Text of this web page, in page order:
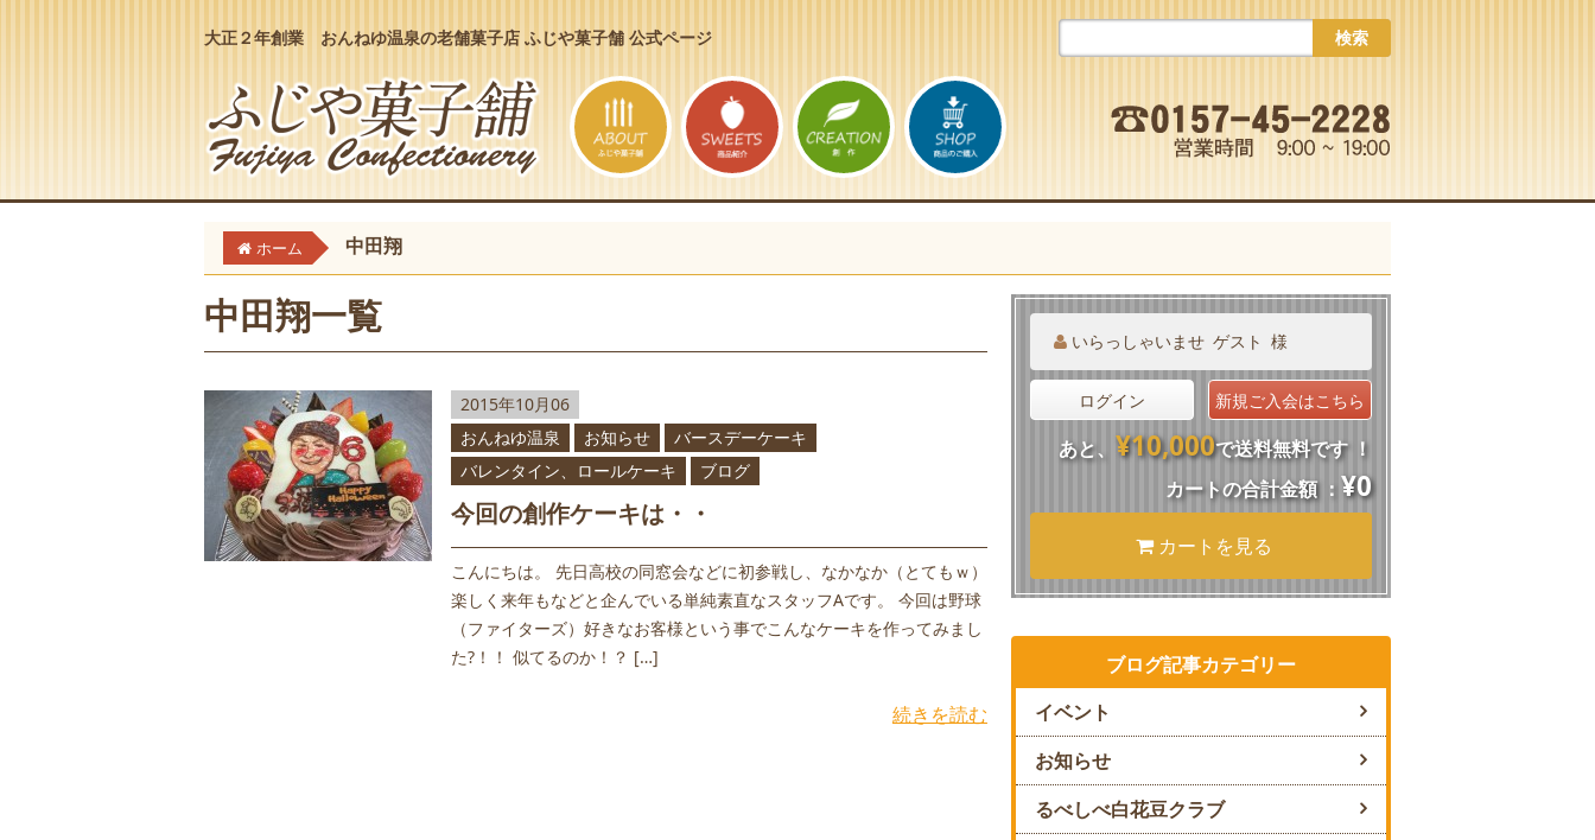
大正２年創業 おんねゆ温泉の老舗菓子店 ふじや菓子舗 公式ページ 検索
ホーム 中田翔
中田翔一覧
2015年10月06
おんねゆ温泉
お知らせ
バースデーケーキ
バレンタイン、ロールケーキ
ブログ
今回の創作ケーキは・・
こんにちは。 先日高校の同窓会などに初参戦し、なかなか（とてもｗ）
楽しく来年もなどと企んでいる単純素直なスタッフAです。 今回は野球
（ファイターズ）好きなお客様という事でこんなケーキを作ってみまし
た?！！ 似てるのか！？ […]
続きを読む
いらっしゃいませ ゲスト 様
ログイン 新規ご入会はこちら
あと、 ¥10,000で送料無料です ！
カートの合計金額 ： ¥0
カートを見る
ブログ記事カテゴリー
イベント
お知らせ
るべしべ白花豆クラブ